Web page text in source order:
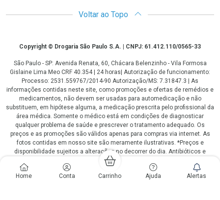
Home Conta Carrinho Ajuda Alertas
Voltar ao Topo
CopyrightCopyright © Drogaria São Paulo S.A. | CNPJ: 61.412.110/0565-33
São Paulo - SP: Avenida Renata, 60, Chácara Belenzinho - Vila Formosa
Gislaine Lima Meo CRF 40.354 | 24 horas| Autorização de funcionamento:
Processo: 2531.559767/2014-90 Autorização/MS: 7.31847.3 | As
informações contidas neste site, como promoções e ofertas de remédios e
medicamentos, não devem ser usadas para automedicação e não
substituem, em hipótese alguma, a medicação prescrita pelo profissional da
área médica. Somente o médico está em condições de diagnosticar
qualquer problema de saúde e prescrever o tratamento adequado. Os
preços e as promoções são válidos apenas para compras via internet. As
fotos contidas em nosso site são meramente ilustrativas. *Preços e
disponibilidade sujeitos a alterações no decorrer do dia. Antibióticos e
antimicrobianos vendas apenas em lojas físicas ou televendas. Portaria nº
344 - 01/02/1999 - Ministério da Saúde. Horário de funcionamento Central
de Vendas e Atendimento ao Cliente 4003 3393 ou 0800 779 8767 de